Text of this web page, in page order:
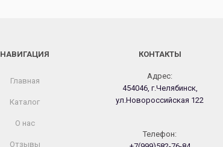
НАВИГАЦИЯ
Главная
Каталог
О нас
Отзывы
КОНТАКТЫ
Адрес:
454046, г.Челябинск,
ул.Новороссийская 122
Телефон: